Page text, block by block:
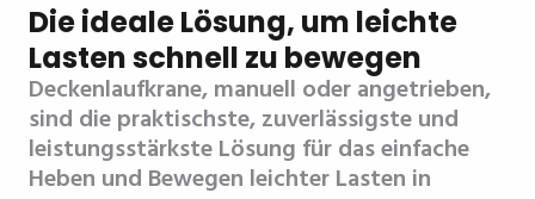
Die ideale Lösung, um leichte
Lasten schnell zu bewegen
Deckenlaufkrane, manuell oder angetrieben,
sind die praktischste, zuverlässigste und
leistungsstärkste Lösung für das einfache
Heben und Bewegen leichter Lasten in